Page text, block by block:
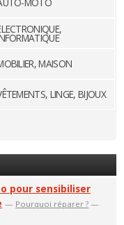
MOTO
MAISON
LINGE, BIJOUX
pour sensibiliser
— Pourquoi réparer ? —